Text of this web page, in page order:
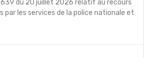
du 20 juillet 2026 relatif au recours
par les services de la police nationale et